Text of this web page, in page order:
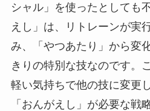
シャル」を使ったとしても
えし」は、リトレーンが実
み、「やつあたり」から変
きりの特別な技なのです。
軽い気持ちで他の技に変更
「おんがえし」が必要な戦